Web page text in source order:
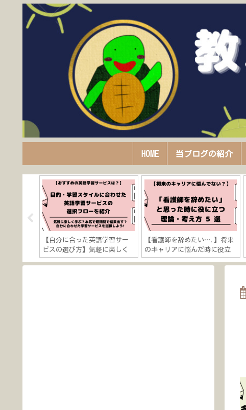
HOME 当ブログの紹介
【自分に合った英語学習サー
ビスの選び方】気軽に楽しく
学ぶ？本気で短期間で結果出
【看護師を辞めたい….】将来
のキャリアに悩んだ時に役立
つ５つの考え方「キャリアに